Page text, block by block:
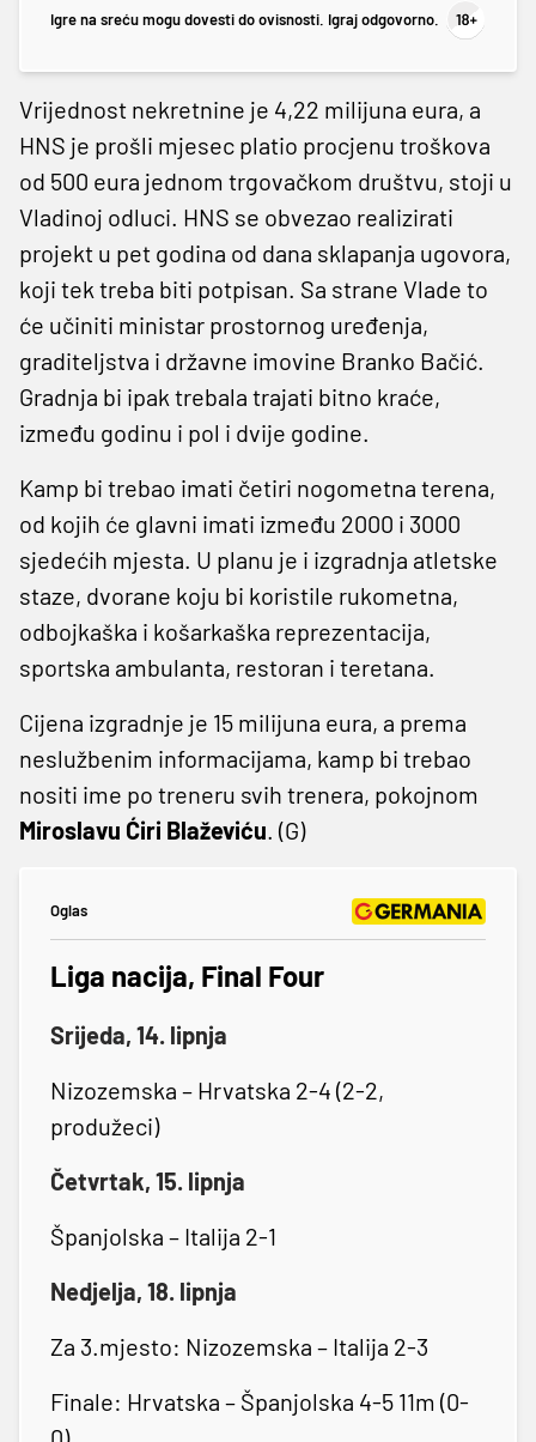
Igre na sreću mogu dovesti do ovisnosti. Igraj odgovorno.
Vrijednost nekretnine je 4,22 milijuna eura, a
HNS je prošli mjesec platio procjenu troškova
od 500 eura jednom trgovačkom društvu, stoji u
Vladinoj odluci. HNS se obvezao realizirati
projekt u pet godina od dana sklapanja ugovora,
koji tek treba biti potpisan. Sa strane Vlade to
će učiniti ministar prostornog uređenja,
graditeljstva i državne imovine Branko Bačić.
Gradnja bi ipak trebala trajati bitno kraće,
između godinu i pol i dvije godine.
Kamp bi trebao imati četiri nogometna terena,
od kojih će glavni imati između 2000 i 3000
sjedećih mjesta. U planu je i izgradnja atletske
staze, dvorane koju bi koristile rukometna,
odbojkaška i košarkaška reprezentacija,
sportska ambulanta, restoran i teretana.
Cijena izgradnje je 15 milijuna eura, a prema
neslužbenim informacijama, kamp bi trebao
nositi ime po treneru svih trenera, pokojnom
Miroslavu Ćiri Blaževiću. (G)
Oglas
Liga nacija, Final Four
Srijeda, 14. lipnja
Nizozemska – Hrvatska 2-4 (2-2,
produžeci)
Četvrtak, 15. lipnja
Španjolska – Italija 2-1
Nedjelja, 18. lipnja
Za 3.mjesto: Nizozemska – Italija 2-3
Finale: Hrvatska – Španjolska 4-5 11m (0-